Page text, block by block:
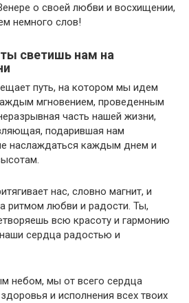
о своей любви и восхищении,
немного слов!
светишь нам на
путь, на котором мы идем
мгновением, проведенным
часть нашей жизни,
подарившая нам
наслаждаться каждым днем и
нас, словно магнит, и
ритмом любви и радости. Ты,
всю красоту и гармонию
сердца радостью и
небом, мы от всего сердца
и исполнения всех твоих